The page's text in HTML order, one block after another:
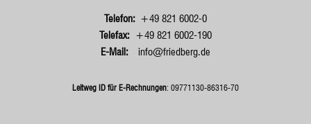
+49 821 6002-0
+49 821 6002-190
info@friedberg.de
Leitweg ID für E-Rechnungen: 09771130-86316-70